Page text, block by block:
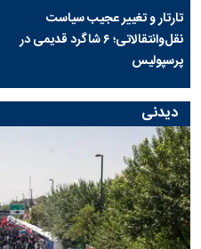
تارتار و تغییر عجیب سیاست
نقل‌وانتقالاتی؛ ۶ شاگرد قدیمی در
پرسپولیس
دیدنی